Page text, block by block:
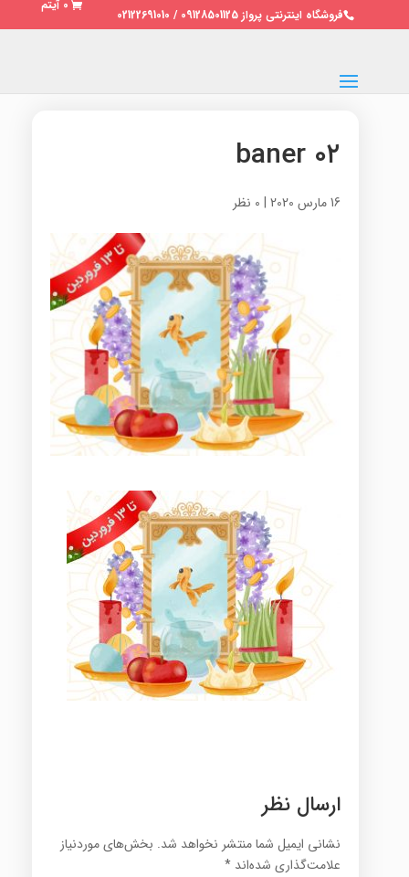
فروشگاه اینترنتی پرواز 09128501125 / 02122691010
0 آیتم
۰۲ baner
16 مارس 2020 | 0 نظر
ارسال نظر
نشانی ایمیل شما منتشر نخواهد شد. بخش‌های موردنیاز
علامت‌گذاری شده‌اند *